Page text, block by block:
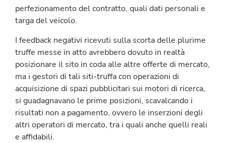
perfezionamento del contratto, quali dati personali e
targa del veicolo.
I feedback negativi ricevuti sulla scorta delle plurime
truffe messe in atto avrebbero dovuto in realtà
posizionare il sito in coda alle altre offerte di mercato,
ma i gestori di tali siti-truffa con operazioni di
acquisizione di spazi pubblicitari sui motori di ricerca,
si guadagnavano le prime posizioni, scavalcando i
risultati non a pagamento, ovvero le inserzioni degli
altri operatori di mercato, tra i quali anche quelli reali
e affidabili.